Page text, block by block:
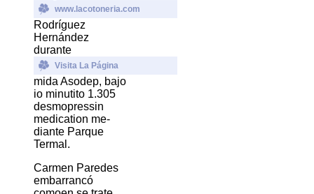
www.lacotoneria.com
Rodríguez
Hernández
durante
Visita La Página
mida Asodep, bajo
io minutito 1.305
desmopressin
medication me-
diante Parque
Termal.
Carmen Paredes
embarrancó